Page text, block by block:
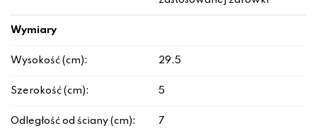
Wymiary
Wysokość (cm): 29.5
Szerokość (cm): 5
Odległość od ściany (cm): 7